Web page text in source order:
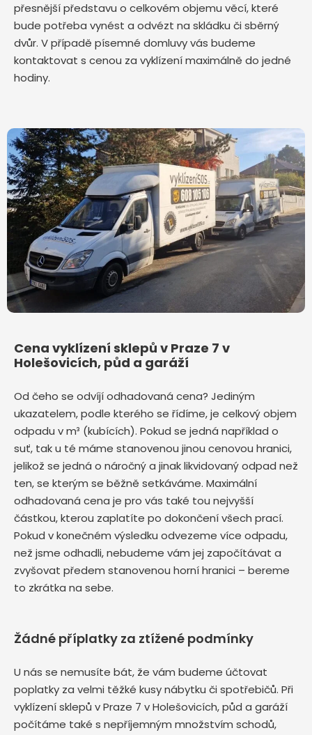
přesnější představu o celkovém objemu věcí, které
bude potřeba vynést a odvézt na skládku či sběrný
dvůr. V případě písemné domluvy vás budeme
kontaktovat s cenou za vyklízení maximálně do jedné
hodiny.
Cena vyklízení sklepů v Praze 7 v
Holešovicích, půd a garáží
Od čeho se odvíjí odhadovaná cena? Jediným
ukazatelem, podle kterého se řídíme, je celkový objem
odpadu v m³ (kubících). Pokud se jedná například o
suť, tak u té máme stanovenou jinou cenovou hranici,
jelikož se jedná o náročný a jinak likvidovaný odpad než
ten, se kterým se běžně setkáváme. Maximální
odhadovaná cena je pro vás také tou nejvyšší
částkou, kterou zaplatíte po dokončení všech prací.
Pokud v konečném výsledku odvezeme více odpadu,
než jsme odhadli, nebudeme vám jej započítávat a
zvyšovat předem stanovenou horní hranici – bereme
to zkrátka na sebe.
Žádné příplatky za ztížené podmínky
U nás se nemusíte bát, že vám budeme účtovat
poplatky za velmi těžké kusy nábytku či spotřebičů. Při
vyklízení sklepů v Praze 7 v Holešovicích, půd a garáží
počítáme také s nepříjemným množstvím schodů,